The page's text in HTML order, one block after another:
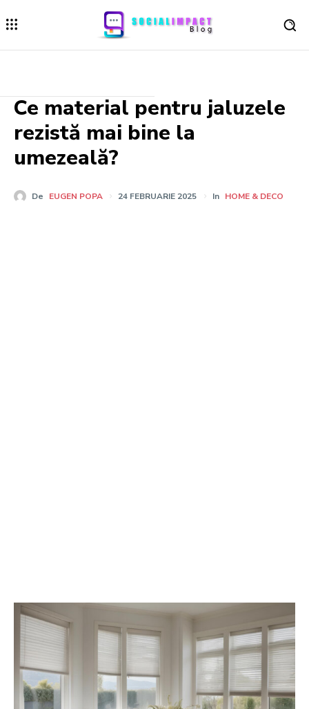
Ce material pentru jaluzele
rezistă mai bine la
umezeală?
De EUGEN POPA 24 FEBRUARIE 2025 In HOME & DECO